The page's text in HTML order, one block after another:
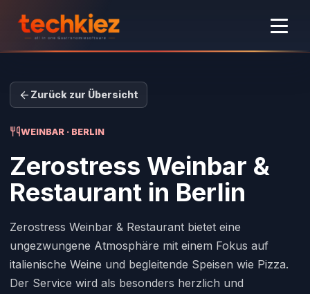
Zurück zur Übersicht
WEINBAR · BERLIN
Zerostress Weinbar &
Restaurant in Berlin
Zerostress Weinbar & Restaurant bietet eine
ungezwungene Atmosphäre mit einem Fokus auf
italienische Weine und begleitende Speisen wie Pizza.
Der Service wird als besonders herzlich und